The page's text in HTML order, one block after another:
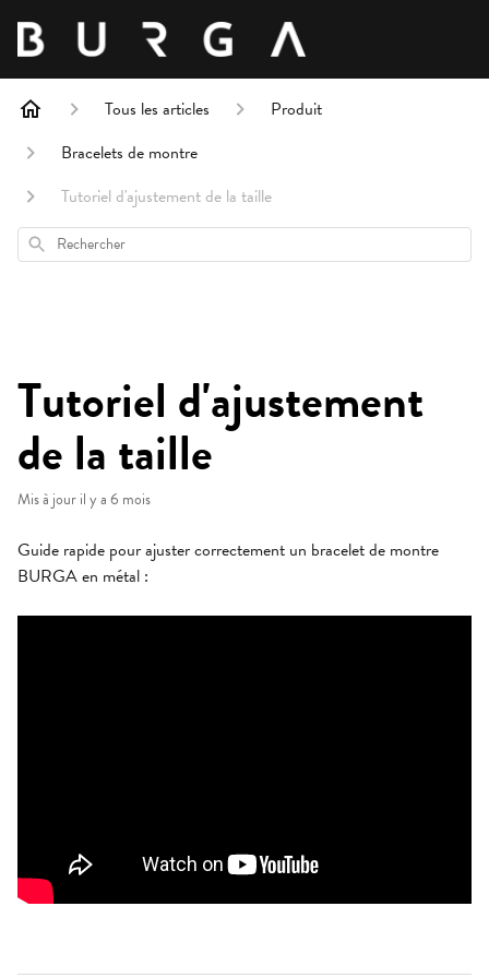
Tous les articles
Produit
Bracelets de montre
Tutoriel d'ajustement de la taille
Rechercher
Tutoriel d'ajustement
de la taille
Mis à jouril y a 6 mois
Guide rapide pour ajuster correctement un bracelet de montre
BURGA en métal :